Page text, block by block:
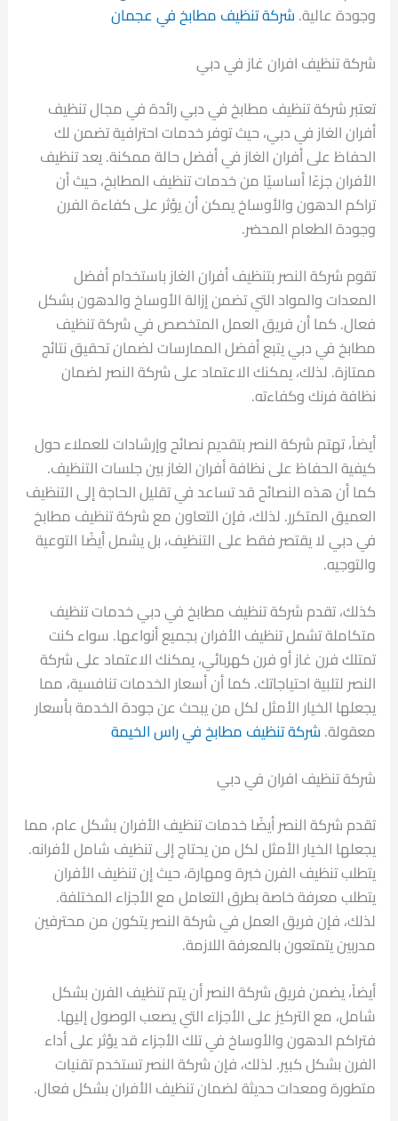
وجودة عالية. شركة تنظيف مطابخ في عجمان
شركة تنظيف افران غاز في دبي
تعتبر شركة تنظيف مطابخ في دبي رائدة في مجال تنظيف
أفران الغاز في دبي، حيث توفر خدمات احترافية تضمن لك
الحفاظ على أفران الغاز في أفضل حالة ممكنة. يعد تنظيف
الأفران جزءًا أساسيًا من خدمات تنظيف المطابخ، حيث أن
تراكم الدهون والأوساخ يمكن أن يؤثر على كفاءة الفرن
وجودة الطعام المحضر.
تقوم شركة النصر بتنظيف أفران الغاز باستخدام أفضل
المعدات والمواد التي تضمن إزالة الأوساخ والدهون بشكل
فعال. كما أن فريق العمل المتخصص في شركة تنظيف
مطابخ في دبي يتبع أفضل الممارسات لضمان تحقيق نتائج
ممتازة. لذلك، يمكنك الاعتماد على شركة النصر لضمان
نظافة فرنك وكفاءته.
أيضاً، تهتم شركة النصر بتقديم نصائح وإرشادات للعملاء حول
كيفية الحفاظ على نظافة أفران الغاز بين جلسات التنظيف.
كما أن هذه النصائح قد تساعد في تقليل الحاجة إلى التنظيف
العميق المتكرر. لذلك، فإن التعاون مع شركة تنظيف مطابخ
في دبي لا يقتصر فقط على التنظيف، بل يشمل أيضًا التوعية
والتوجيه.
كذلك، تقدم شركة تنظيف مطابخ في دبي خدمات تنظيف
متكاملة تشمل تنظيف الأفران بجميع أنواعها. سواء كنت
تمتلك فرن غاز أو فرن كهربائي، يمكنك الاعتماد على شركة
النصر لتلبية احتياجاتك. كما أن أسعار الخدمات تنافسية، مما
يجعلها الخيار الأمثل لكل من يبحث عن جودة الخدمة بأسعار
معقولة. شركة تنظيف مطابخ في راس الخيمة
شركة تنظيف افران في دبي
تقدم شركة النصر أيضًا خدمات تنظيف الأفران بشكل عام، مما
يجعلها الخيار الأمثل لكل من يحتاج إلى تنظيف شامل لأفرانه.
يتطلب تنظيف الفرن خبرة ومهارة، حيث إن تنظيف الأفران
يتطلب معرفة خاصة بطرق التعامل مع الأجزاء المختلفة.
لذلك، فإن فريق العمل في شركة النصر يتكون من محترفين
مدربين يتمتعون بالمعرفة اللازمة.
أيضاً، يضمن فريق شركة النصر أن يتم تنظيف الفرن بشكل
شامل، مع التركيز على الأجزاء التي يصعب الوصول إليها.
فتراكم الدهون والأوساخ في تلك الأجزاء قد يؤثر على أداء
الفرن بشكل كبير. لذلك، فإن شركة النصر تستخدم تقنيات
متطورة ومعدات حديثة لضمان تنظيف الأفران بشكل فعال.